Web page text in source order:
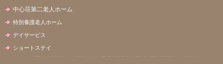
中心荘第二老人ホーム
特別養護老人ホーム
デイサービス
ショートステイ